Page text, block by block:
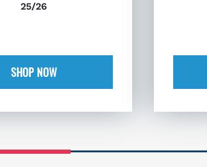
25/26
SHOP NOW